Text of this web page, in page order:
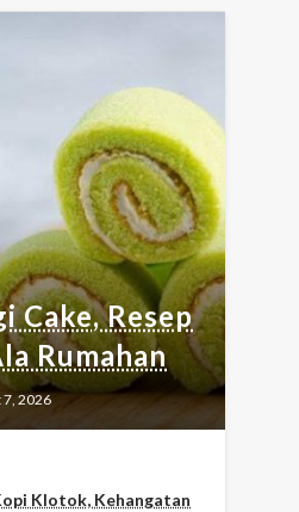
Cake, Resep
Rumahan
7, 2026
Klotok, Kehangatan